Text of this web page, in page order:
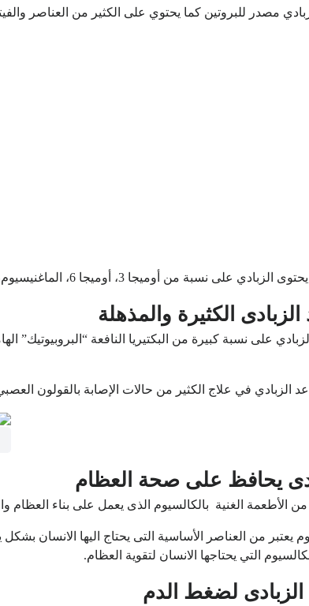
مصدر للبروتين كما يحتوي على الكثير من العناصر
على نسبة من أوميجا 3، أوميجا 6، الماغنيسيوم، الكالسيوم، البوتاسيوم، الانزيمات.
الزبادى الكثيرة والمذهلة
على نسبة كبيرة من البكتيريا النافعة
الزبادي في علاج الكثير من حالات الإصابة بالقولون
يحافظ على صحة العظام
من الأطعمة الغنية بالكالسيوم الذى يعمل على بناء
يعتبر من العناصر الأساسية التى يحتاج اليها الانسان
التي يحتاجها الانسان لتقوية العظام.
الزبادى لضغط الدم